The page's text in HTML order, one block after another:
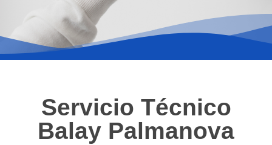
Servicio Técnico
Balay Palmanova